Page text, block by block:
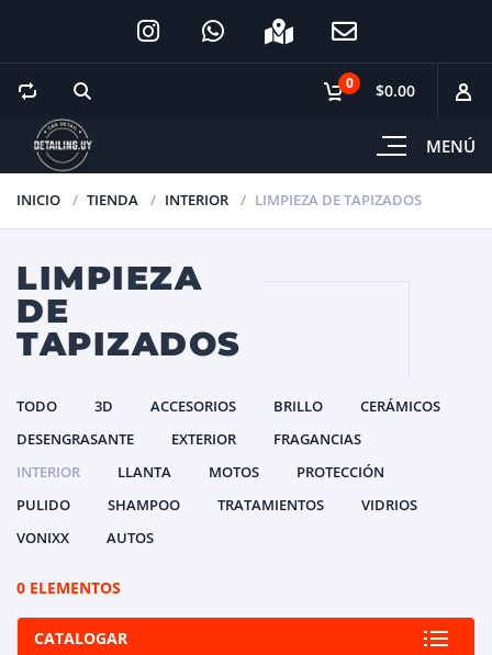
MENÚ
0 $0.00
INICIO TIENDA INTERIOR LIMPIEZA DE TAPIZADOS
LIMPIEZA
DE
TAPIZADOS
TODO 3D ACCESORIOS BRILLO
CERÁMICOS
DESENGRASANTE
EXTERIOR
FRAGANCIAS
INTERIOR
LLANTA MOTOS
PROTECCIÓN
PULIDO
SHAMPOO TRATAMIENTOS
VIDRIOS
VONIXX
AUTOS
0 ELEMENTOS
CATALOGAR